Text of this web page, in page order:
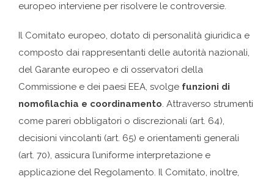
europeo interviene per risolvere le controversie.
Il Comitato europeo, dotato di personalità giuridica e
composto dai rappresentanti delle autorità nazionali,
del Garante europeo e di osservatori della
Commissione e dei paesi EEA, svolge funzioni di
nomofilachia e coordinamento. Attraverso strumenti
come pareri obbligatori o discrezionali (art. 64),
decisioni vincolanti (art. 65) e orientamenti generali
(art. 70), assicura l’uniforme interpretazione e
applicazione del Regolamento. Il Comitato, inoltre,